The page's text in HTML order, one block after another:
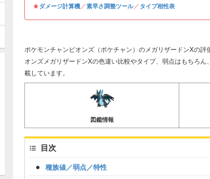
★ダメージ計算機／素早さ調整ツール／タイプ相性表
ポケモンチャンピオンズ（ポケチャン）のメガリザードンXの
オンズメガリザードンXの色違い比較やタイプ、弱点はもちろ
載しています。
図鑑情報
目次
種族値／弱点／特性